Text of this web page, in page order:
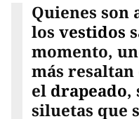
Quienes son
los vestidos
momento,
más resaltan
el drapeado,
siluetas que